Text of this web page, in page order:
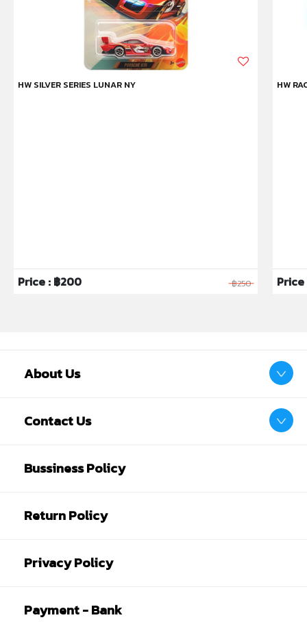
HW SILVER SERIES LUNAR NY
Price : ฿200 ฿250
HW
Price
About Us
Contact Us
Bussiness Policy
Return Policy
Privacy Policy
Payment - Bank